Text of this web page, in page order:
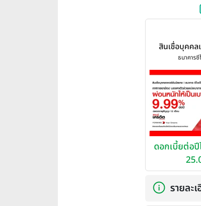
สินเชื่อบุคค
ธนาคารซี
ดอกเบี้ยต่อ
รายละ